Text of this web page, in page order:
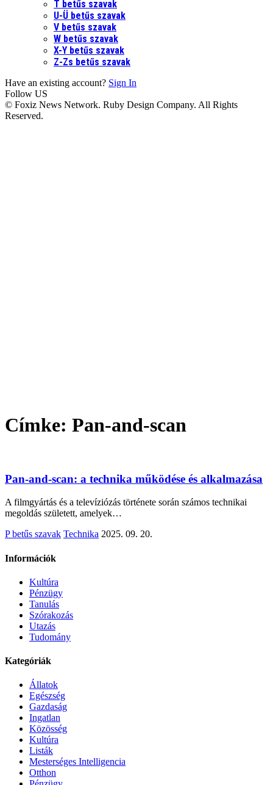
T betűs szavak
U-Ü betűs szavak
V betűs szavak
W betűs szavak
X-Y betűs szavak
Z-Zs betűs szavak
Have an existing account? Sign In
Follow US
© Foxiz News Network. Ruby Design Company. All Rights
Reserved.
Címke: Pan-and-scan
Pan-and-scan: a technika működése és alkalmazása
A filmgyártás és a televíziózás története során számos technikai
megoldás született, amelyek…
P betűs szavak Technika 2025. 09. 20.
Információk
Kultúra
Pénzügy
Tanulás
Szórakozás
Utazás
Tudomány
Kategóriák
Állatok
Egészség
Gazdaság
Ingatlan
Közösség
Kultúra
Listák
Mesterséges Intelligencia
Otthon